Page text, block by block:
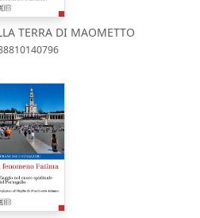
TERRA DI MAOMETTO